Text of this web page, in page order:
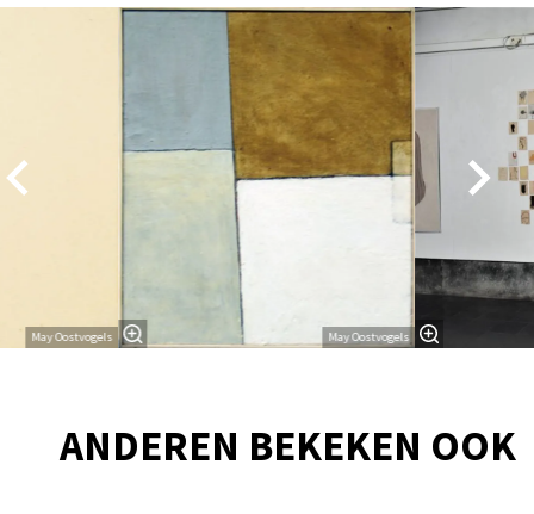
May Oostvogels May Oostvogels
ANDEREN BEKEKEN OOK